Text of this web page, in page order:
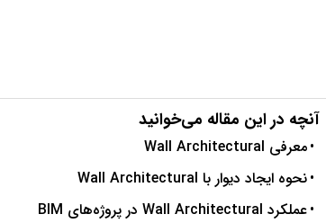
آنچه در این مقاله می‌خوانید
معرفی Wall Architectural
نحوه ایجاد دیوار با Wall Architectural
عملکرد Wall Architectural در پروژه‌های BIM